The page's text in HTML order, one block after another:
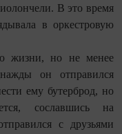
В это время
в оркестровую
жизни, но не менее
он отправился
ему бутерброд, но
сославшись на
с друзьями